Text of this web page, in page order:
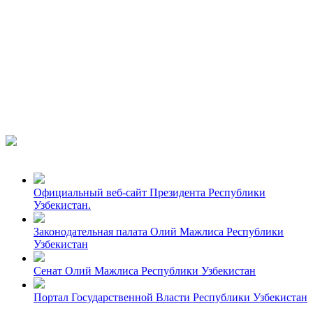
Официальный веб-сайт Президента Республики
Узбекистан.
Законодательная палата Олий Мажлиса Республики
Узбекистан
Сенат Олий Мажлиса Республики Узбекистан
Портал Государственной Власти Республики Узбекистан